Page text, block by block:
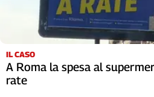
IL CASO
A Roma la spesa al
rate